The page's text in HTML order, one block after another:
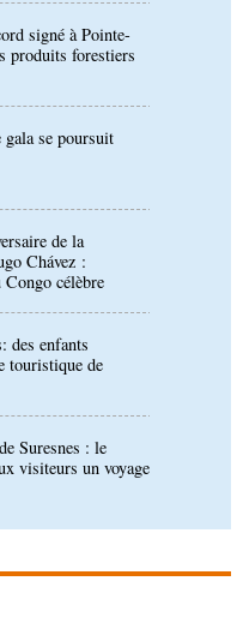
se poursuit
de la
des enfants
de
Suresnes : le
visiteurs un voyage
à accompagner le
projets d’électricité
Sassou N’Guesso